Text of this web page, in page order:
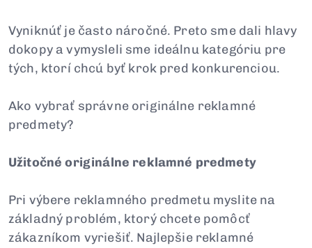
Vyniknúť je často náročné. Preto sme dali hlavy
dokopy a vymysleli sme ideálnu kategóriu pre
tých, ktorí chcú byť krok pred konkurenciou.
Ako vybrať správne originálne reklamné
predmety?
Užitočné originálne reklamné predmety
Pri výbere reklamného predmetu myslite na
základný problém, ktorý chcete pomôcť
zákazníkom vyriešiť. Najlepšie reklamné